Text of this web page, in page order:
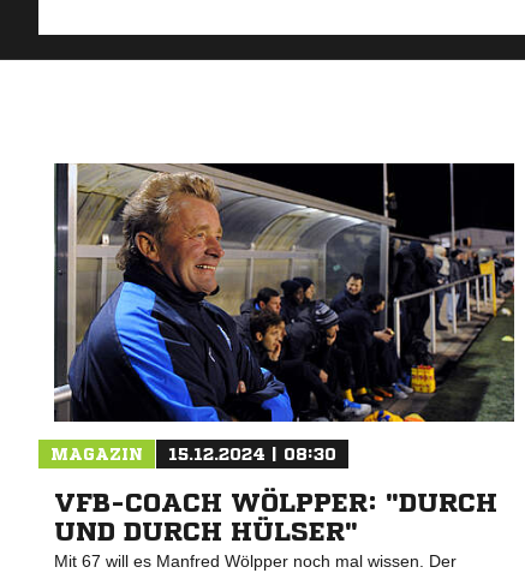
MAGAZIN 15.12.2024 | 08:30
VFB-COACH WÖLPPER: "DURCH
UND DURCH HÜLSER"
Mit 67 will es Manfred Wölpper noch mal wissen. Der